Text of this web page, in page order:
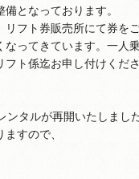
となっております。
フト券販売所にて券を
ってきています。一人
ト係迄お申し付けくださ
タルが再開いたしました
すので、